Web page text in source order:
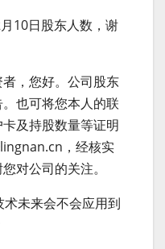
10日股东人数，谢
，您好。公司股东
也可将您本人的联
及持股数量等证明
，经核实
对公司的关注。
未来会不会应用到